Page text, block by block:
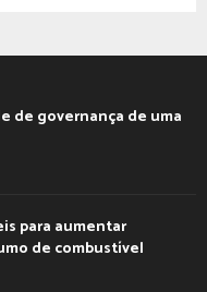
de governança de uma
para aumentar
de combustível